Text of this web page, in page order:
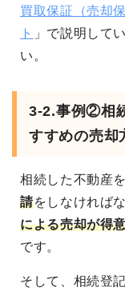
買取保証（売却
ト 」で説明して
い。
3-2.事例②相
すすめの売却
相続した不動産
請をしなければ
による売却が得
です。
そして、相続登